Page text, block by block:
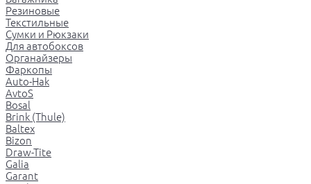
Резиновые
Текстильные
Сумки и Рюкзаки
Для автобоксов
Органайзеры
Фаркопы
Auto-Hak
AvtoS
Bosal
Brink (Thule)
Baltex
Bizon
Draw-Tite
Galia
Garant